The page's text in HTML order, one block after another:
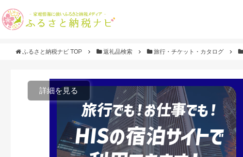
ふるさと納税ナビ TOP 返礼品検索 旅行・チケット・カタログ
詳細を見る